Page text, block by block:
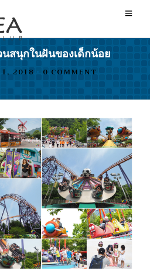
สนุกในฝันของเด็กน้อย
2018 • 0 COMMENT